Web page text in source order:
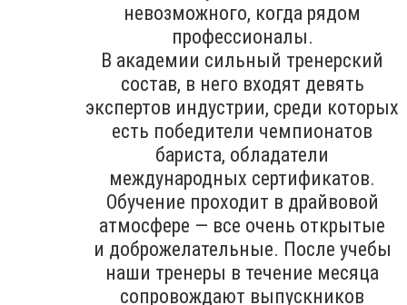
невозможного, когда рядом
профессионалы.
В академии сильный тренерский
состав, в него входят девять
экспертов индустрии, среди которых
есть победители чемпионатов
бариста, обладатели
международных сертификатов.
Обучение проходит в драйвовой
атмосфере — все очень открытые
и доброжелательные. После учебы
наши тренеры в течение месяца
сопровождают выпускников